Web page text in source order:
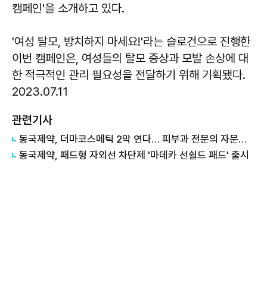
캠페인'을 소개하고 있다.
'여성 탈모, 방치하지 마세요!'라는 슬로건으로 진행한
이번 캠페인은, 여성들의 탈모 증상과 모발 손상에 대
한 적극적인 관리 필요성을 전달하기 위해 기획됐다.
2023.07.11
관련기사
동국제약, 더마코스메틱 2막 연다… 피부과 전문의 자문단 출범
동국제약, 패드형 자외선 차단제 '마데카 선쉴드 패드' 출시